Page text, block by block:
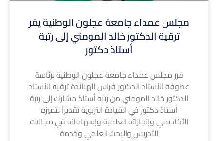
مجلس عمداء جامعة عجلون الوطنية يقر
ترقية الدكتور خالد المومني إلى رتبة
أستاذ دكتور
قرر مجلس عمداء جامعة عجلون الوطنية برئاسة
عطوفة الأستاذ الدكتور فراس الهناندة ترقية الأستاذ
الدكتور خالد المومني من رتبة أستاذ مشارك إلى رتبة
أستاذ دكتور في القيادة التربوية تقديراً لتميزه
الأكاديمي وإنجازاته العلمية وإسهاماته في مجالات
التدريس والبحث العلمي وخدمة